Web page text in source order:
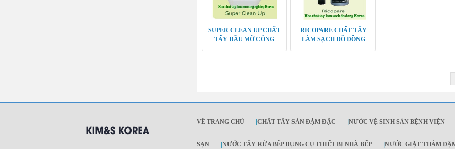
SUPER CLEAN UP CHẤT
TẨY DẦU MỠ CÔNG
RICOPARE CHẤT TẨY
LÀM SẠCH ĐỒ ĐỒNG
VỀ TRANG CHỦ CHẤT TẨY SÀN ĐẬM ĐẶC NƯỚC VỆ SINH SÀN BỆNH VIỆN
SẠN NƯỚC TẨY RỬA BẾP DỤNG CỤ THIẾT BỊ NHÀ BẾP NƯỚC GIẶT THẢM